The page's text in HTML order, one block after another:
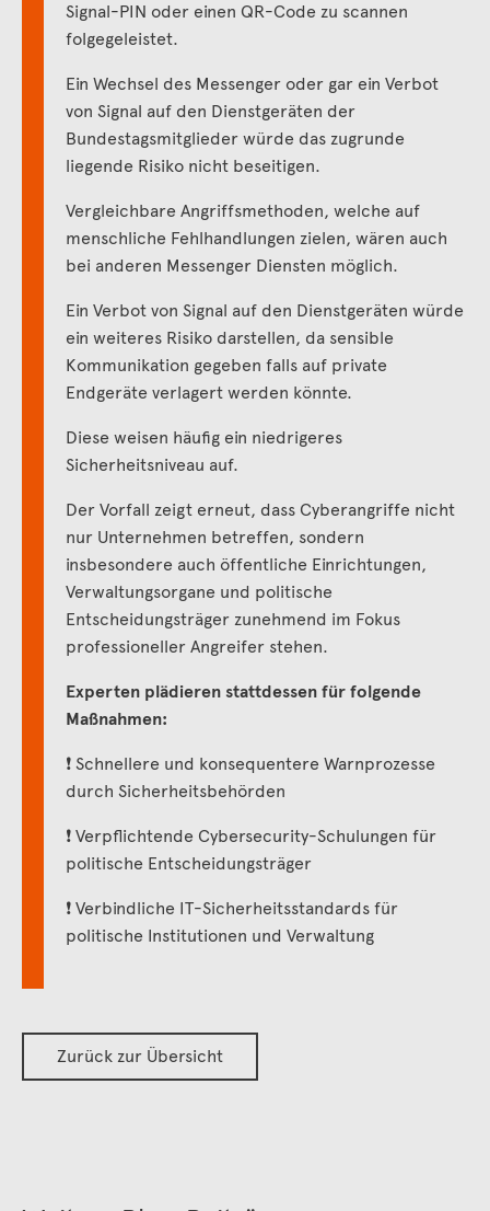
Signal-PIN oder einen QR-Code zu scannen
folgegeleistet.
Ein Wechsel des Messenger oder gar ein Verbot
von Signal auf den Dienstgeräten der
Bundestagsmitglieder würde das zugrunde
liegende Risiko nicht beseitigen.
Vergleichbare Angriffsmethoden, welche auf
menschliche Fehlhandlungen zielen, wären auch
bei anderen Messenger Diensten möglich.
Ein Verbot von Signal auf den Dienstgeräten würde
ein weiteres Risiko darstellen, da sensible
Kommunikation gegeben falls auf private
Endgeräte verlagert werden könnte.
Diese weisen häufig ein niedrigeres
Sicherheitsniveau auf.
Der Vorfall zeigt erneut, dass Cyberangriffe nicht
nur Unternehmen betreffen, sondern
insbesondere auch öffentliche Einrichtungen,
Verwaltungsorgane und politische
Entscheidungsträger zunehmend im Fokus
professioneller Angreifer stehen.
Experten plädieren stattdessen für folgende
Maßnahmen:
❗️ Schnellere und konsequentere Warnprozesse
durch Sicherheitsbehörden
❗️ Verpflichtende Cybersecurity-Schulungen für
politische Entscheidungsträger
❗️ Verbindliche IT-Sicherheitsstandards für
politische Institutionen und Verwaltung
Zurück zur Übersicht